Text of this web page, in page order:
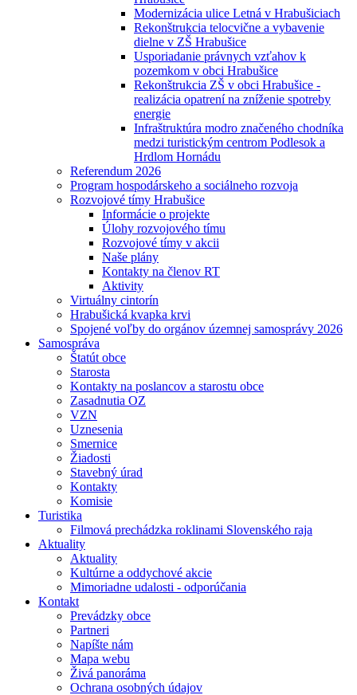
Modernizácia ulice Letná v Hrabušiciach
Rekonštrukcia telocvične a vybavenie
dielne v ZŠ Hrabušice
Usporiadanie právnych vzťahov k
pozemkom v obci Hrabušice
Rekonštrukcia ZŠ v obci Hrabušice -
realizácia opatrení na zníženie spotreby
energie
Infraštruktúra modro značeného chodníka
medzi turistickým centrom Podlesok a
Hrdlom Hornádu
Referendum 2026
Program hospodárskeho a sociálneho rozvoja
Rozvojové tímy Hrabušice
Informácie o projekte
Úlohy rozvojového tímu
Rozvojové tímy v akcii
Naše plány
Kontakty na členov RT
Aktivity
Virtuálny cintorín
Hrabušická kvapka krvi
Spojené voľby do orgánov územnej samosprávy 2026
Samospráva
Štatút obce
Starosta
Kontakty na poslancov a starostu obce
Zasadnutia OZ
VZN
Uznesenia
Smernice
Žiadosti
Stavebný úrad
Kontakty
Komisie
Turistika
Filmová prechádzka roklinami Slovenského raja
Aktuality
Aktuality
Kultúrne a oddychové akcie
Mimoriadne udalosti - odporúčania
Kontakt
Prevádzky obce
Partneri
Napíšte nám
Mapa webu
Živá panoráma
Ochrana osobných údajov